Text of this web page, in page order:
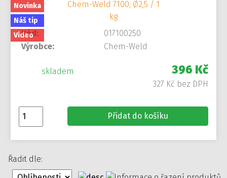
Novinka
Náš tip
Video
Kód:
017100250
Výrobce:
Chem-Weld
skladem 396 Kč
327 Kč bez DPH
Přidat do košíku
Řadit dle: